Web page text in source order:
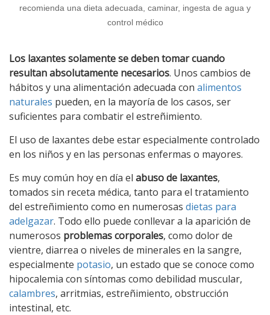
recomienda una dieta adecuada, caminar, ingesta de agua y
control médico
Los laxantes solamente se deben tomar cuando
resultan absolutamente necesarios. Unos cambios de
hábitos y una alimentación adecuada con alimentos
naturales pueden, en la mayoría de los casos, ser
suficientes para combatir el estreñimiento.
El uso de laxantes debe estar especialmente controlado
en los niños y en las personas enfermas o mayores.
Es muy común hoy en día el abuso de laxantes,
tomados sin receta médica, tanto para el tratamiento
del estreñimiento como en numerosas dietas para
adelgazar. Todo ello puede conllevar a la aparición de
numerosos problemas corporales, como dolor de
vientre, diarrea o niveles de minerales en la sangre,
especialmente potasio, un estado que se conoce como
hipocalemia con síntomas como debilidad muscular,
calambres, arritmias, estreñimiento, obstrucción
intestinal, etc.